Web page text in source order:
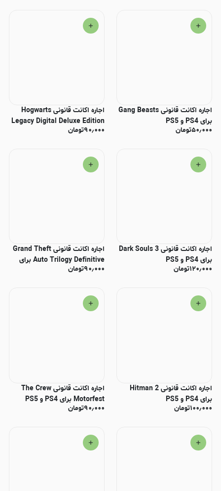
اجاره اکانت قانونی Gang Beasts
برای PS4 و PS5
۵۰٫۰۰۰تومان
اجاره اکانت قانونی Hogwarts
Legacy Digital Deluxe Edition
برای PS4 و PS5
۹۰٫۰۰۰تومان
اجاره اکانت قانونی Dark Souls 3
برای PS4 و PS5
۱۲۰٫۰۰۰تومان
اجاره اکانت قانونی Grand Theft
Auto Trilogy Definitive برای
PS4 و PS5
۹۰٫۰۰۰تومان
اجاره اکانت قانونی Hitman 2
برای PS4 و PS5
۱۰۰٫۰۰۰تومان
اجاره اکانت قانونی The Crew
Motorfest برای PS4 و PS5
۹۰٫۰۰۰تومان